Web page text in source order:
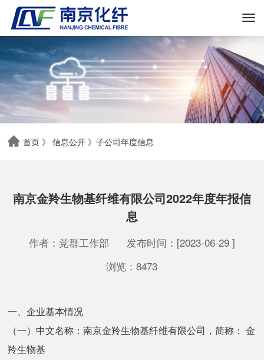
首页 》信息公开 》子公司年度信息
南京金羚生物基纤维有限公司2022年度年报信
息
作者：党群工作部
发布时间：[2023-06-29 ]
浏览：8473
一、企业基本情况
（一）中文名称：南京金羚生物基纤维有限公司，简称： 金
羚生物基